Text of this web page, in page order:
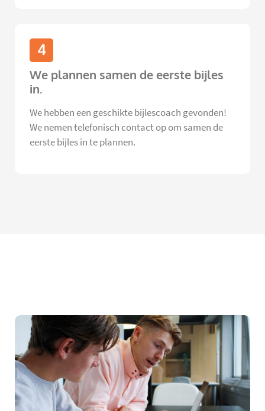
4
We plannen samen de eerste bijles
in.
We hebben een geschikte bijlescoach gevonden!
We nemen telefonisch contact op om samen de
eerste bijles in te plannen.